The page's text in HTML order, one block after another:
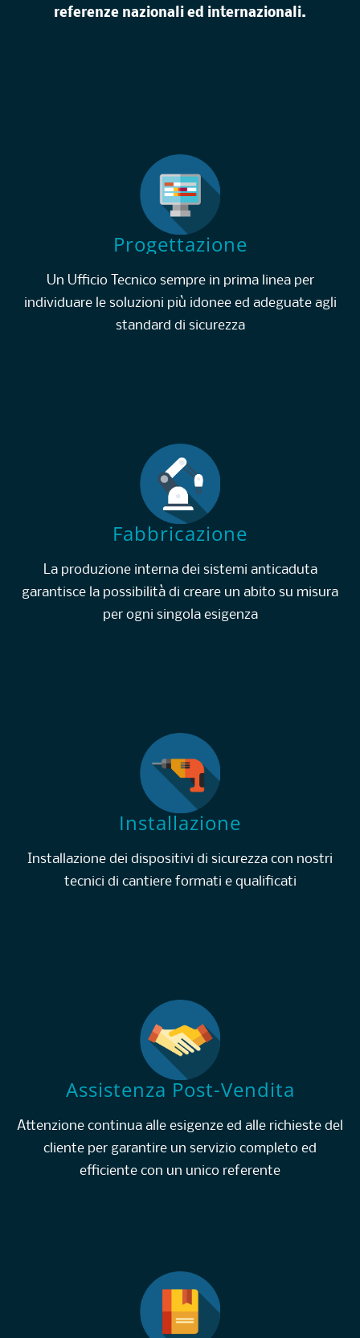
referenze nazionali ed internazionali.
Progettazione
Un Ufficio Tecnico sempre in prima linea per
individuare le soluzioni più idonee ed adeguate agli
standard di sicurezza
Fabbricazione
La produzione interna dei sistemi anticaduta
garantisce la possibilità di creare un abito su misura
per ogni singola esigenza
Installazione
Installazione dei dispositivi di sicurezza con nostri
tecnici di cantiere formati e qualificati
Assistenza Post-Vendita
Attenzione continua alle esigenze ed alle richieste del
cliente per garantire un servizio completo ed
efficiente con un unico referente